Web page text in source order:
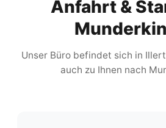
Anfahrt &
Unser Büro befindet sich in
auch zu Ihnen nach